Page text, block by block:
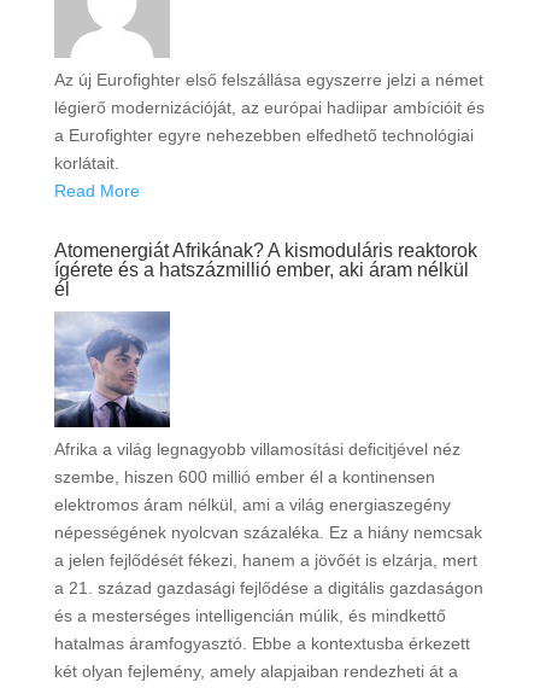
Az új Eurofighter első felszállása egyszerre jelzi a német
légierő modernizációját, az európai hadiipar ambícióit és
a Eurofighter egyre nehezebben elfedhető technológiai
korlátait.
Read More
Atomenergiát Afrikának? A kismoduláris reaktorok
ígérete és a hatszázmillió ember, aki áram nélkül
él
Afrika a világ legnagyobb villamosítási deficitjével néz
szembe, hiszen 600 millió ember él a kontinensen
elektromos áram nélkül, ami a világ energiaszegény
népességének nyolcvan százaléka. Ez a hiány nemcsak
a jelen fejlődését fékezi, hanem a jövőét is elzárja, mert
a 21. század gazdasági fejlődése a digitális gazdaságon
és a mesterséges intelligencián múlik, és mindkettő
hatalmas áramfogyasztó. Ebbe a kontextusba érkezett
két olyan fejlemény, amely alapjaiban rendezheti át a